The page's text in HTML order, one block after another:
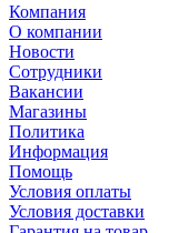
Компания
О компании
Новости
Сотрудники
Вакансии
Магазины
Политика
Информация
Помощь
Условия оплаты
Условия доставки